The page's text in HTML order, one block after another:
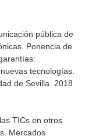
pública de
Ponencia de
tecnologías.
de Sevilla. 2018
TICs en otros
Mercados.